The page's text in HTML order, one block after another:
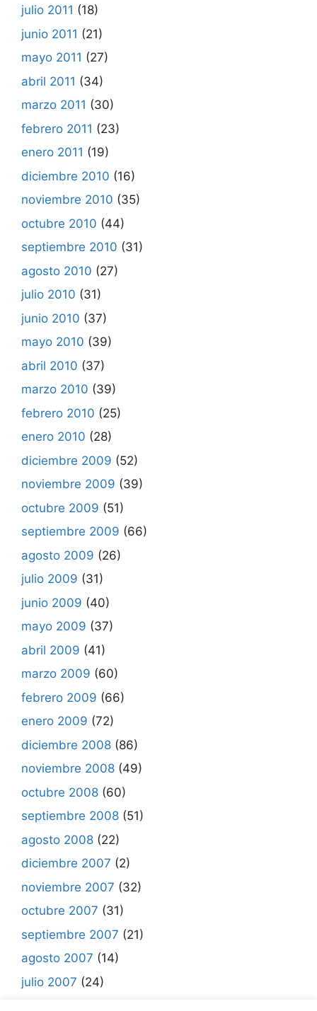
julio 2011 (18)
junio 2011 (21)
mayo 2011 (27)
abril 2011 (34)
marzo 2011 (30)
febrero 2011 (23)
enero 2011 (19)
diciembre 2010 (16)
noviembre 2010 (35)
octubre 2010 (44)
septiembre 2010 (31)
agosto 2010 (27)
julio 2010 (31)
junio 2010 (37)
mayo 2010 (39)
abril 2010 (37)
marzo 2010 (39)
febrero 2010 (25)
enero 2010 (28)
diciembre 2009 (52)
noviembre 2009 (39)
octubre 2009 (51)
septiembre 2009 (66)
agosto 2009 (26)
julio 2009 (31)
junio 2009 (40)
mayo 2009 (37)
abril 2009 (41)
marzo 2009 (60)
febrero 2009 (66)
enero 2009 (72)
diciembre 2008 (86)
noviembre 2008 (49)
octubre 2008 (60)
septiembre 2008 (51)
agosto 2008 (22)
diciembre 2007 (2)
noviembre 2007 (32)
octubre 2007 (31)
septiembre 2007 (21)
agosto 2007 (14)
julio 2007 (24)